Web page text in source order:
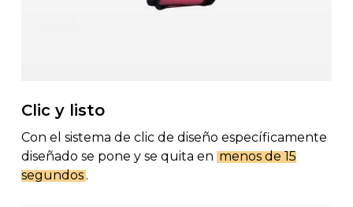
Clic y listo
Con el sistema de clic de diseño específicamente
diseñado se pone y se quita enmenos de 15
segundos .